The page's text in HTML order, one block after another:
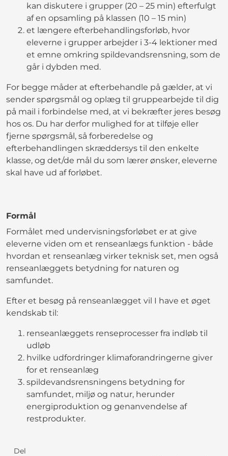
kan diskutere i grupper (20 – 25 min) efterfulgt
af en opsamling på klassen (10 – 15 min)
et længere efterbehandlingsforløb, hvor
eleverne i grupper arbejder i 3-4 lektioner med
et emne omkring spildevandsrensning, som de
går i dybden med.
For begge måder at efterbehandle på gælder, at vi
sender spørgsmål og oplæg til gruppearbejde til dig
på mail i forbindelse med, at vi bekræfter jeres besøg
hos os. Du har derfor mulighed for at tilføje eller
fjerne spørgsmål, så forberedelse og
efterbehandlingen skræddersys til den enkelte
klasse, og det/de mål du som lærer ønsker, eleverne
skal have ud af forløbet.
Formål
Formålet med undervisningsforløbet er at give
eleverne viden om et renseanlægs funktion - både
hvordan et renseanlæg virker teknisk set, men også
renseanlæggets betydning for naturen og
samfundet.
Efter et besøg på renseanlægget vil I have et øget
kendskab til:
renseanlæggets renseprocesser fra indløb til
udløb
hvilke udfordringer klimaforandringerne giver
for et renseanlæg
spildevandsrensningens betydning for
samfundet, miljø og natur, herunder
energiproduktion og genanvendelse af
restprodukter.
Del